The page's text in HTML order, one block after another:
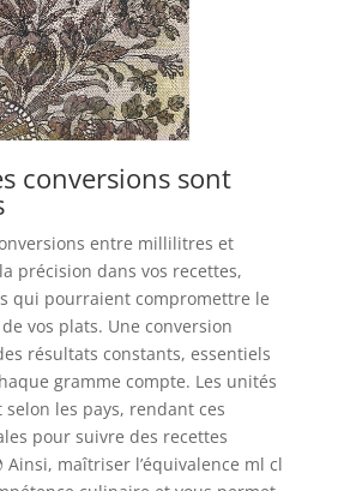
conversions sont
entre millilitres et
précision dans vos recettes,
qui pourraient compromettre le
vos plats. Une conversion
résultats constants, essentiels
gramme compte. Les unités
les pays, rendant ces
pour suivre des recettes
maîtriser l’équivalence ml cl